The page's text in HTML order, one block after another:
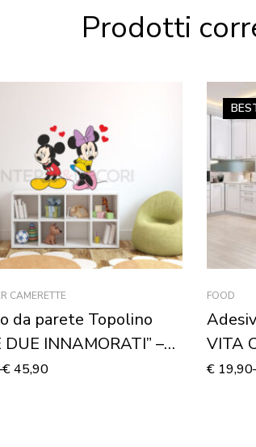
Prodotti
CAMERETTE
da parete Topolino
DUE INNAMORATI” –
murale
€45,90
FOOD
VITA
€ 19,90